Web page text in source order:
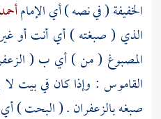
الخفيفة ( في نصه ) أي الإمام
الذي ( صبغته ) أي أنت أو
المصبوغ ( من ) أي ب (
القاموس : وإذا كان في بيت
صبغه بالزعفران . ( البحت )